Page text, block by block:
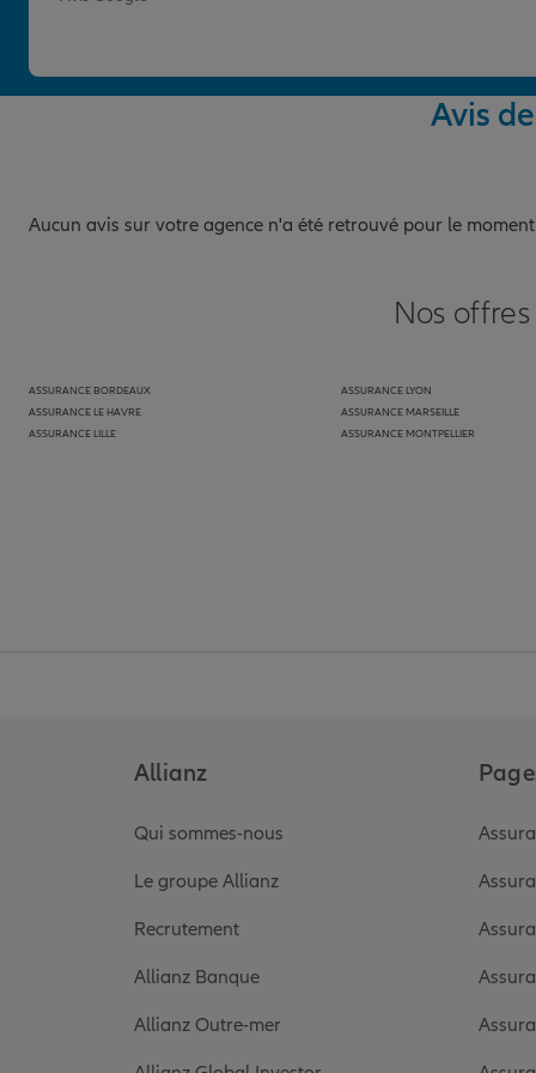
Avis
Aucun avis sur votre agence n'a été retrouvé pour le moment
Nos
ASSURANCE BORDEAUX
ASSURANCE LE HAVRE
ASSURANCE LILLE
ASSURANCE LYON
ASSURANCE MARSEILLE
ASSURANCE MONTPELLIER
Allianz
Qui sommes-nous
Le groupe Allianz
Recrutement
Allianz Banque
Allianz Outre-mer